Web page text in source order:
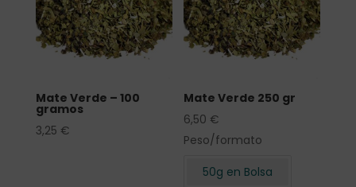
Mate Verde – 100
gramos
3,25 €
Mate Verde 250 gr
6,50 €
Peso/formato
50g en Bolsa